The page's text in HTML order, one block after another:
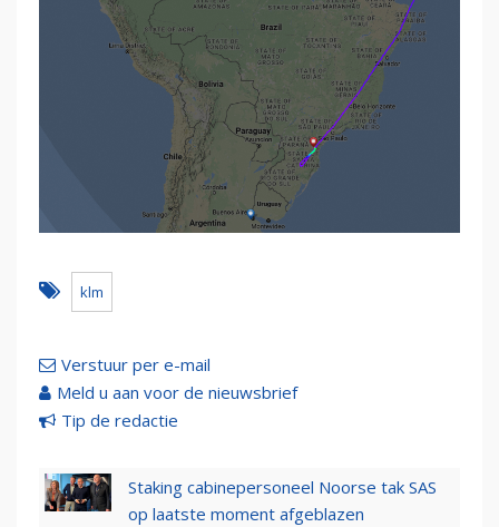
klm
Verstuur per e-mail
Meld u aan voor de nieuwsbrief
Tip de redactie
Staking cabinepersoneel Noorse tak SAS
op laatste moment afgeblazen